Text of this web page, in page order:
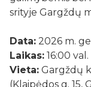
srityje Gargždų
Data: 2026 m.
Laikas: 16:00 val.
Vieta: Gargždų
(Klaipėdos g. 15,